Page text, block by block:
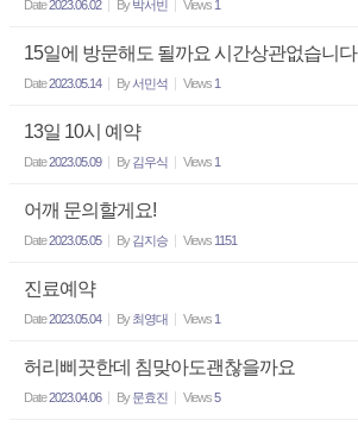
Date2023.06.02 By 박서빈 Views 1
15일에 방문해도 될까요 시간상관없습니다
Date2023.05.14 By 서민석 Views 1
13일 10시 예약
Date2023.05.09 By 김우식 Views 1
어깨 문의할게요!
Date2023.05.05 By 김지승 Views 1151
진료예약
Date2023.05.04 By 최영대 Views 1
허리삐끗한데 침맞아도괜찮을까요
Date2023.04.06 By 문효진 Views5